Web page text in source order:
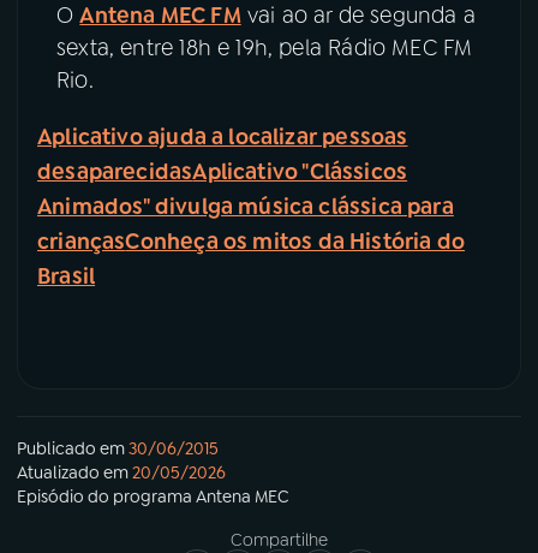
OAntena MEC FMvai ao ar de segunda a
sexta, entre 18h e 19h, pela Rádio MEC FM
Rio.
Aplicativo ajuda a localizar pessoas
desaparecidasAplicativo "Clássicos
Animados" divulga música clássica para
criançasConheça os mitos da História do
Brasil
Publicado em30/06/2015
Atualizado em20/05/2026
Episódio do programa Antena MEC
Compartilhe